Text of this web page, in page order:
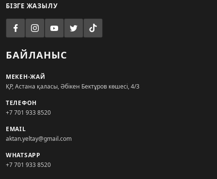
БІЗГЕ ЖАЗЫЛУ
БАЙЛАНЫС
МЕКЕН-ЖАЙ
ҚР, Астана қаласы, Әбікен Бектұров көшесі, 4/3
ТЕЛЕФОН
+7 701 933 8520
EMAIL
aktan.yeltay@gmail.com
WHATSAPP
+7 701 933 8520